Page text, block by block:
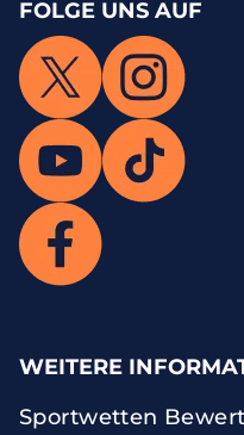
FOLGE UNS AUF
WEITERE
Sportwetten